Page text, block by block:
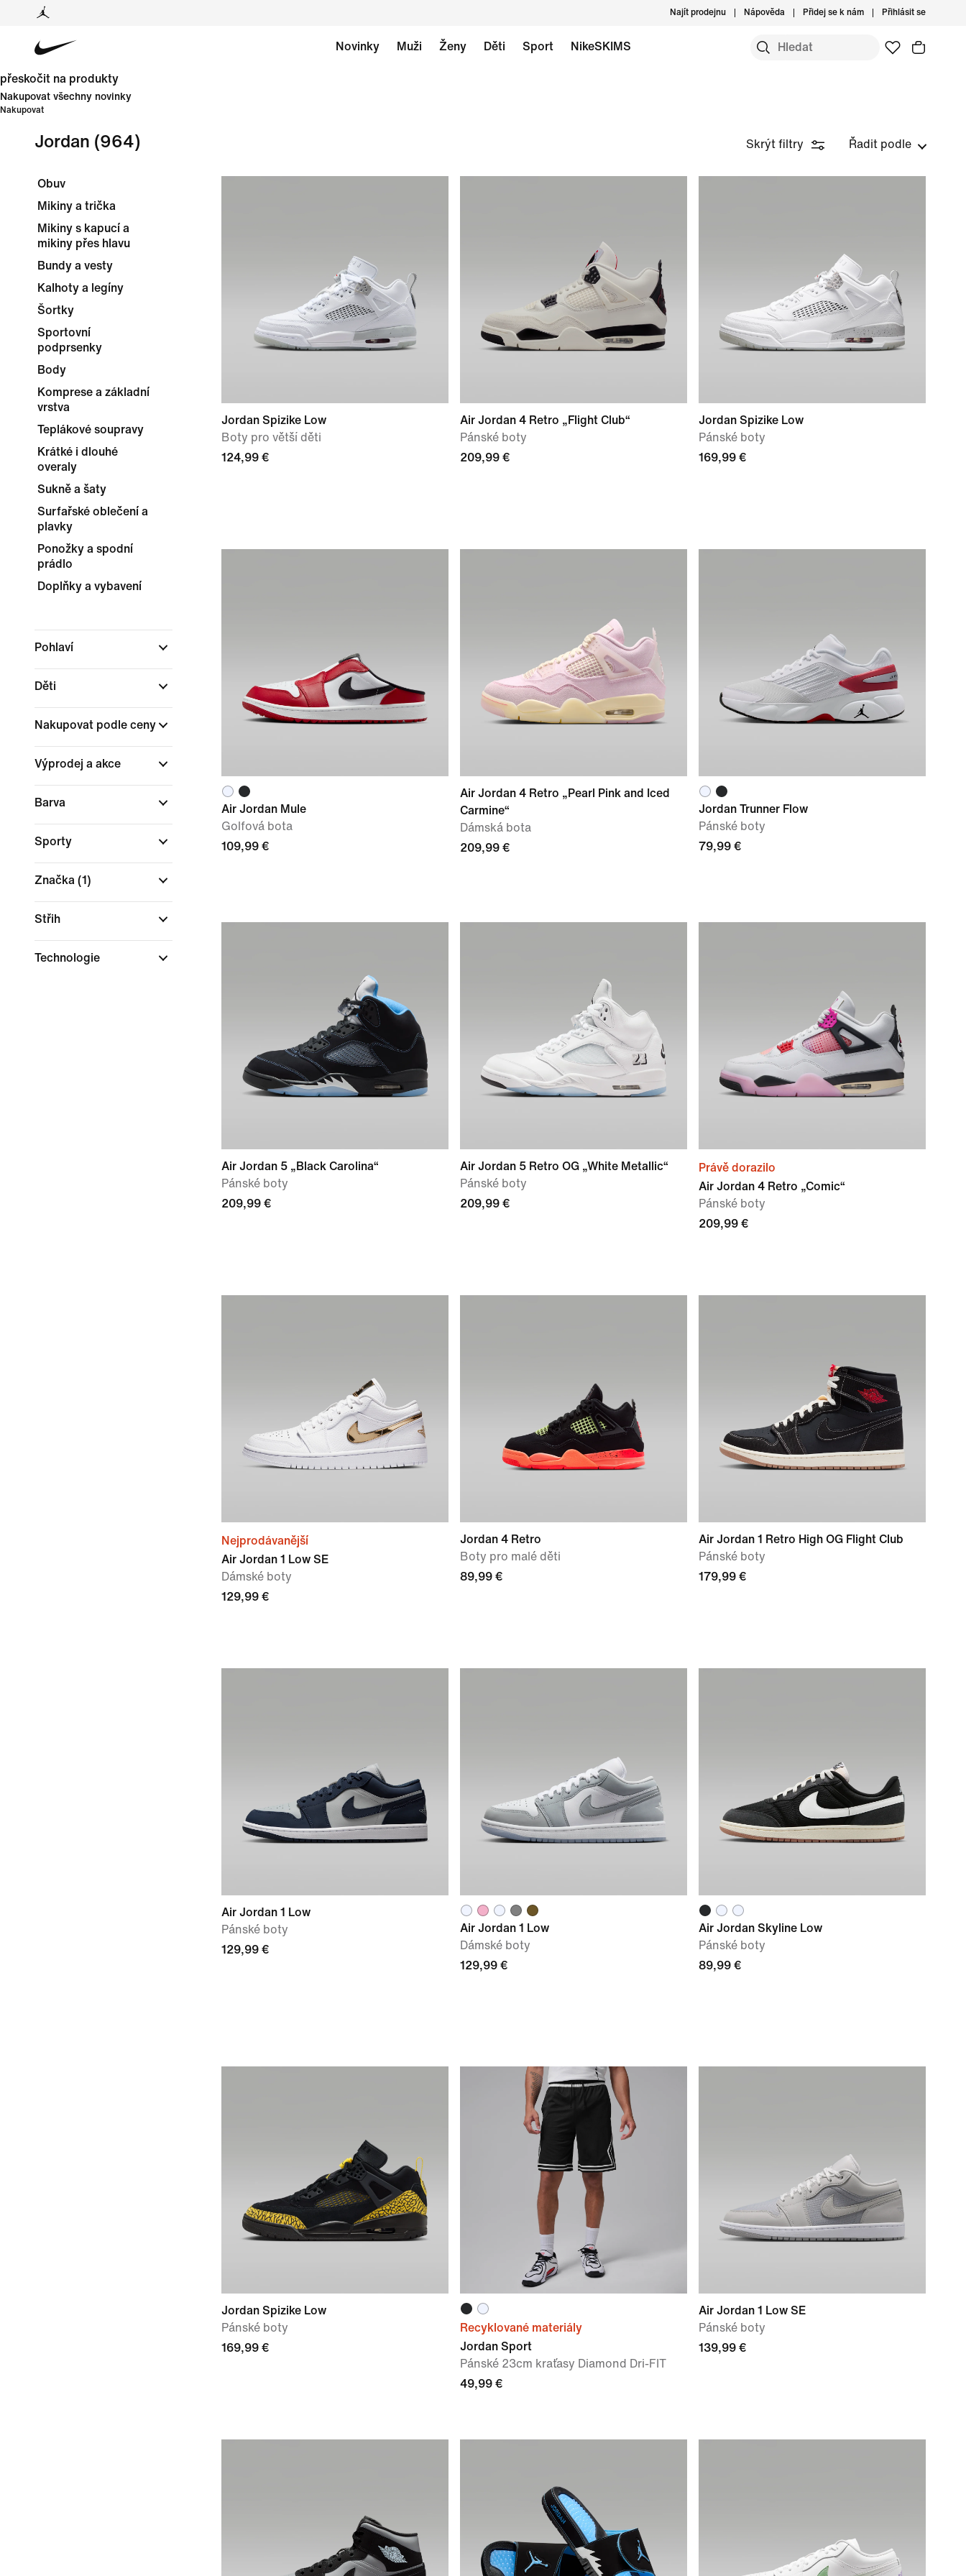
Najít prodejnu Nápověda Přidej se k nám Přihlásit se
Novinky Muži Ženy Děti Sport NikeSKIMS
přeskočit na produkty
Nakupovat všechny novinky
Nakupovat
Jordan (964) Skrýt filtry Řadit podle
Obuv
Mikiny a trička
Mikiny s kapucí a
mikiny přes hlavu
Bundy a vesty
Kalhoty a legíny
Šortky
Sportovní
podprsenky
Body
Komprese a základní
vrstva
Teplákové soupravy
Krátké i dlouhé
overaly
Sukně a šaty
Surfařské oblečení a
plavky
Ponožky a spodní
prádlo
Doplňky a vybavení
Pohlaví
Děti
Nakupovat podle ceny
Výprodej a akce
Barva
Sporty
Značka (1)
Střih
Technologie
Jordan Spizike Low
Boty pro větší děti
124,99 €
Air Jordan 4 Retro „Flight Club“
Pánské boty
209,99 €
Jordan Spizike Low
Pánské boty
169,99 €
Air Jordan Mule
Golfová bota
109,99 €
Air Jordan 4 Retro „Pearl Pink and Iced
Carmine“
Dámská bota
209,99 €
Jordan Trunner Flow
Pánské boty
79,99 €
Air Jordan 5 „Black Carolina“
Pánské boty
209,99 €
Air Jordan 5 Retro OG „White Metallic“
Pánské boty
209,99 €
Právě dorazilo
Air Jordan 4 Retro „Comic“
Pánské boty
209,99 €
Nejprodávanější
Air Jordan 1 Low SE
Dámské boty
129,99 €
Jordan 4 Retro
Boty pro malé děti
89,99 €
Air Jordan 1 Retro High OG Flight Club
Pánské boty
179,99 €
Air Jordan 1 Low
Pánské boty
129,99 €
Air Jordan 1 Low
Dámské boty
129,99 €
Air Jordan Skyline Low
Pánské boty
89,99 €
Jordan Spizike Low
Pánské boty
169,99 €
Recyklované materiály
Jordan Sport
Pánské 23cm kraťasy Diamond Dri-FIT
49,99 €
Air Jordan 1 Low SE
Pánské boty
139,99 €